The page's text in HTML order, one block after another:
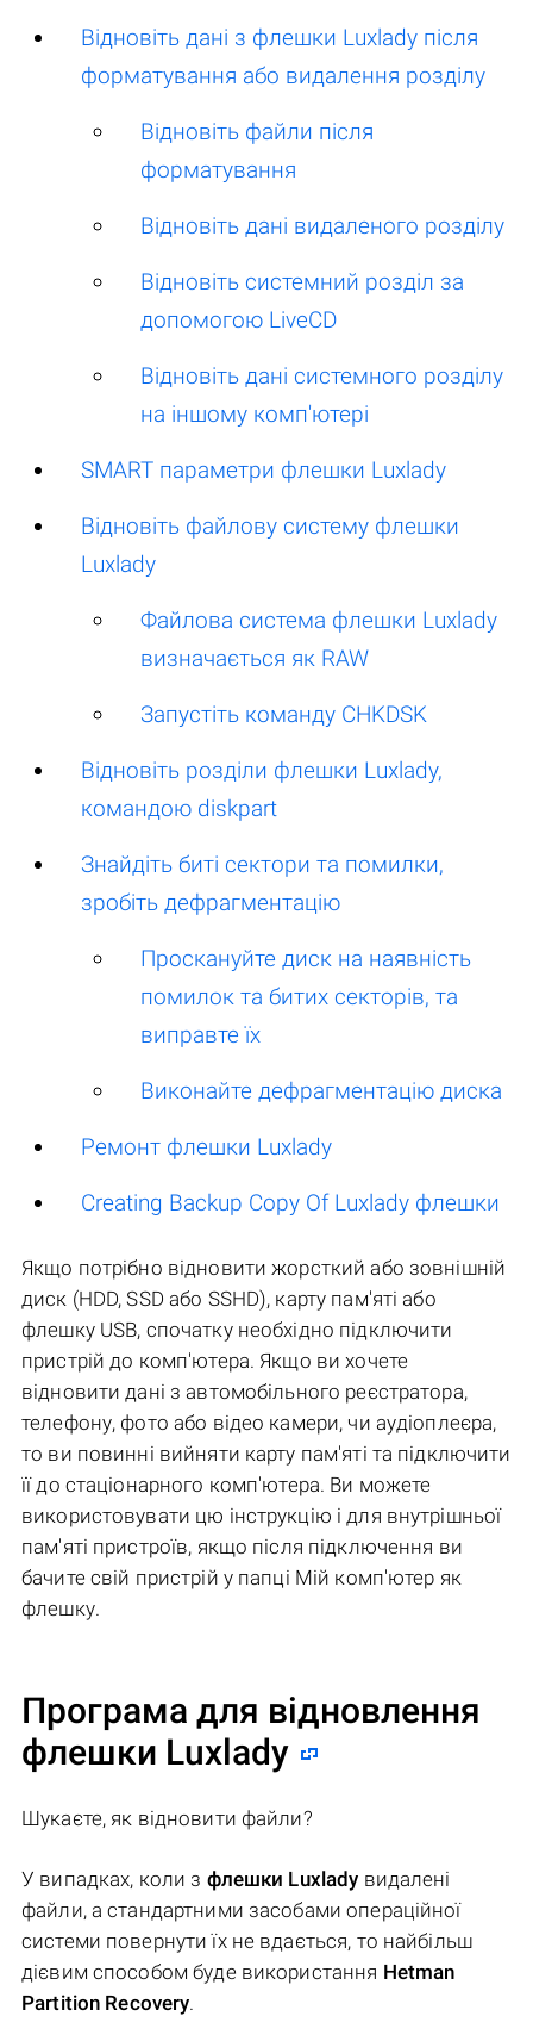
Відновіть дані з флешки Luxlady після
форматування або видалення розділу
Відновіть файли після
форматування
Відновіть дані видаленого розділу
Відновіть системний розділ за
допомогою LiveCD
Відновіть дані системного розділу
на іншому комп'ютері
SMART параметри флешки Luxlady
Відновіть файлову систему флешки
Luxlady
Файлова система флешки Luxlady
визначається як RAW
Запустіть команду CHKDSK
Відновіть розділи флешки Luxlady,
командою diskpart
Знайдіть биті сектори та помилки,
зробіть дефрагментацію
Проскануйте диск на наявність
помилок та битих секторів, та
виправте їх
Виконайте дефрагментацію диска
Ремонт флешки Luxlady
Creating Backup Copy Of Luxlady флешки
Якщо потрібно відновити жорсткий або зовнішній
диск (HDD, SSD або SSHD), карту пам'яті або
флешку USB, спочатку необхідно підключити
пристрій до комп'ютера. Якщо ви хочете
відновити дані з автомобільного реєстратора,
телефону, фото або відео камери, чи аудіоплеєра,
то ви повинні вийняти карту пам'яті та підключити
її до стаціонарного комп'ютера. Ви можете
використовувати цю інструкцію і для внутрішньої
пам'яті пристроїв, якщо після підключення ви
бачите свій пристрій у папці Мій комп'ютер як
флешку.
Програма для відновлення
флешки Luxlady
Шукаєте, як відновити файли?
У випадках, коли з флешки Luxlady видалені
файли, а стандартними засобами операційної
системи повернути їх не вдається, то найбільш
дієвим способом буде використання Hetman
Partition Recovery.